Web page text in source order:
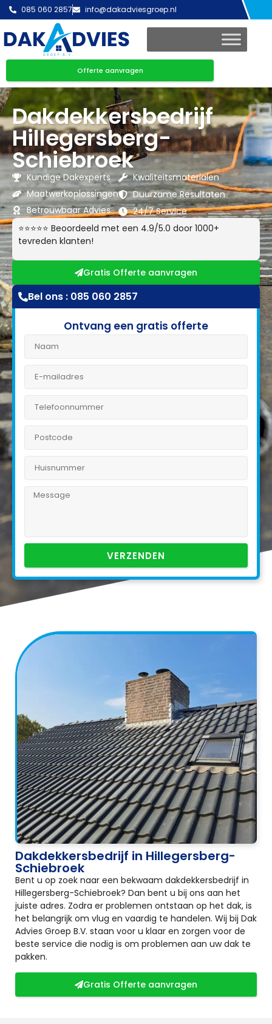
085 060 2857 info@dakadviesgroep.nl
Offerte aanvragen
Dakdekkersbedrijf
Hillegersberg-
Schiebroek
Kundige Dakexperts
Maatwerkoplossingen
Betrouwbaar Advies
Kwaliteitsmaterialen
Duurzame Resultaten
24/7 Service
⭐⭐⭐⭐⭐ Beoordeeld met een 4.9/5.0 door 1000+
tevreden klanten!
Gratis Offerte aanvragen
Bel ons : 085 060 2857
Ontvang een gratis offerte
VERZENDEN
Dakdekkersbedrijf in Hillegersberg-
Schiebroek
Bent u op zoek naar een bekwaam dakdekkersbedrijf in
Hillegersberg-Schiebroek? Dan bent u bij ons aan het
juiste adres. Zodra er problemen ontstaan op het dak, is
het belangrijk om vlug en vaardig te handelen. Wij bij Dak
Advies Groep B.V. staan voor u klaar en zorgen voor de
beste service die nodig is om problemen aan uw dak te
pakken.
Gratis Offerte aanvragen